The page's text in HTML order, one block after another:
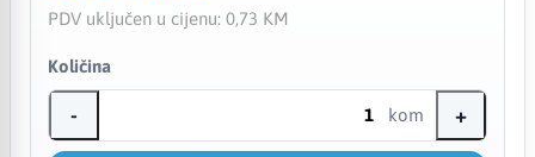
PDV uključen u cijenu: 0,73 KM
Količina
- kom +